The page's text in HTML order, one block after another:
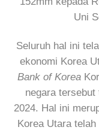
Uni
Seluruh hal ini
ekonomi Korea
Bank of Korea
negara tersebut
2024. Hal ini
Korea Utara